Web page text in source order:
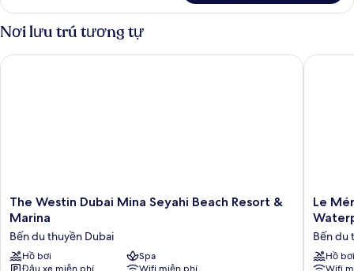
Phòng
Superior,
1
đơn
Nơi lưu trú tương tự
The
Westin
Dubai
Mina
Seyahi
The Westin Dubai Mina Seyahi Beach Resort &
Marina
Bến du thuyền Dubai
Hồ bơi
Spa
The Westin Dubai Mina Seyahi Beach Resort & Marina
Le
Mina
Seyahi
Beach
Le
Bến du
Hồ bơi
Le